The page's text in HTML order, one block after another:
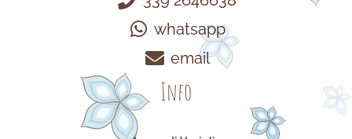
whatsapp
email
Info